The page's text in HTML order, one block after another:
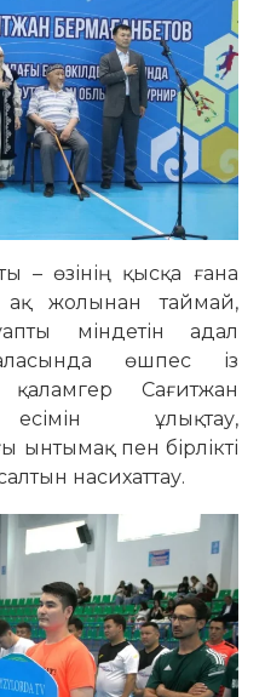
– өзінің қысқа ғана
ақ жолынан таймай,
міндетін адал
өшпес із
Сағитжан
есімін ұлықтау,
ынтымақ пен бірлікті
насихаттау.